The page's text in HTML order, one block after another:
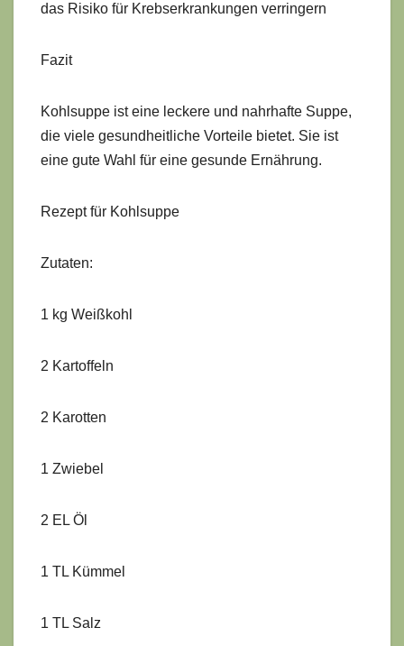
das Risiko für Krebserkrankungen verringern
Fazit
Kohlsuppe ist eine leckere und nahrhafte Suppe,
die viele gesundheitliche Vorteile bietet. Sie ist
eine gute Wahl für eine gesunde Ernährung.
Rezept für Kohlsuppe
Zutaten:
1 kg Weißkohl
2 Kartoffeln
2 Karotten
1 Zwiebel
2 EL Öl
1 TL Kümmel
1 TL Salz